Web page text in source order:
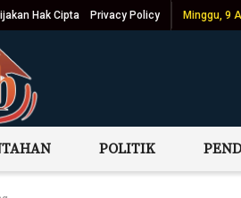
Hak Cipta Privacy Policy Minggu, 9
POLITIK